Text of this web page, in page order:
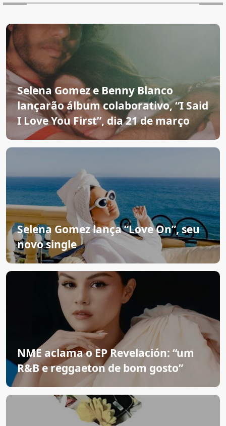
Selena Gomez e Benny Blanco
lançarão álbum colaborativo, “I Said
I Love You First”, dia 21 de março
Selena Gomez lança “Love On”, seu
novo single
NME aclama o EP Revelación: “um
R&B e reggaeton de bom gosto”